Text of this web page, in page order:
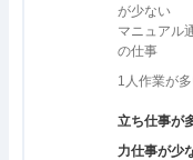
が少ない
マニュアル
の仕事
1人作業が
立ち仕事が
力仕事が少